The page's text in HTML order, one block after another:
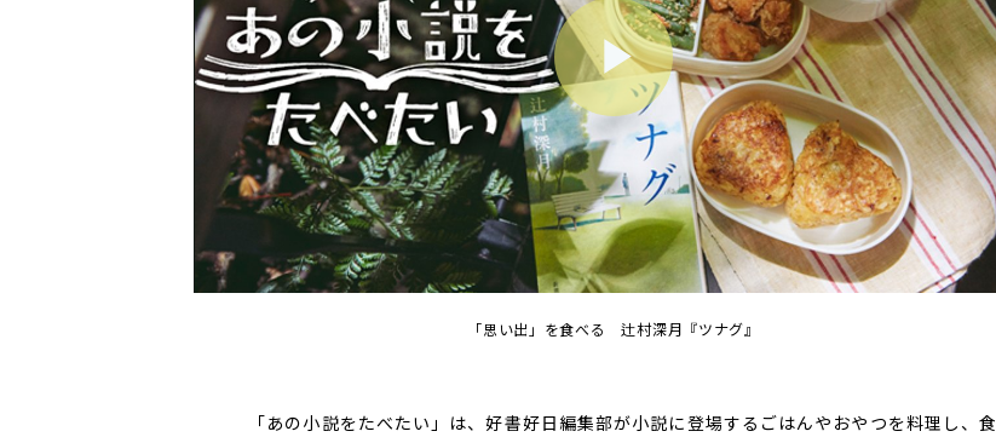
Play
Video
「思い出」を食べる 辻村深月『ツナグ』
「あの小説をたべたい」は、好書好日編集部が小説に登場するごはんやおやつを料理し、食